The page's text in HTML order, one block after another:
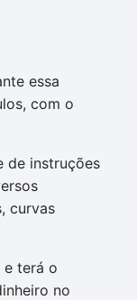
essa
com o
de instruções
curvas
e terá o
no